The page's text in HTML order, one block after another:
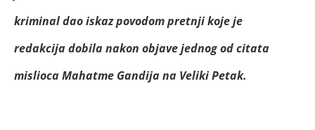
kriminal dao iskaz povodom pretnji koje je
redakcija dobila nakon objave jednog od citata
mislioca Mahatme Gandija na Veliki Petak.